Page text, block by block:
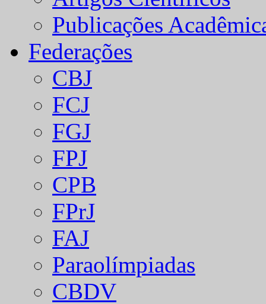
Publicações
Federações
CBJ
FCJ
FGJ
FPJ
CPB
FPrJ
FAJ
Paraolímpiadas
CBDV